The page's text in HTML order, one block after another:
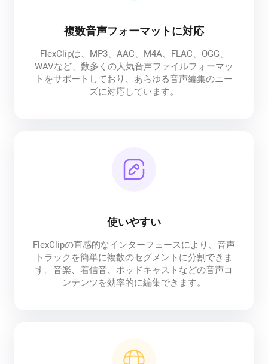
複数音声フォーマットに対応
FlexClipは、MP3、AAC、M4A、FLAC、OGG、
WAVなど、数多くの人気音声ファイルフォーマッ
トをサポートしており、あらゆる音声編集のニー
ズに対応しています。
使いやすい
FlexClipの直感的なインターフェースにより、音声
トラックを簡単に複数のセグメントに分割できま
す。音楽、着信音、ポッドキャストなどの音声コ
ンテンツを効率的に編集できます。